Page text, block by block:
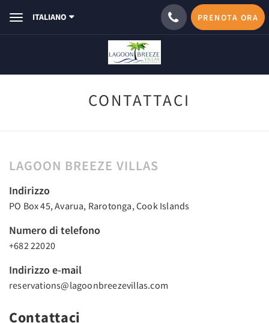
ToggleITALIANO PRENOTA ORA
CONTATTACI
LAGOON BREEZE VILLAS
Indirizzo
PO Box 45, Avarua, Rarotonga, Cook Islands
Numero di telefono
+682 22020
Indirizzo e-mail
reservations@lagoonbreezevillas.com
Contattaci